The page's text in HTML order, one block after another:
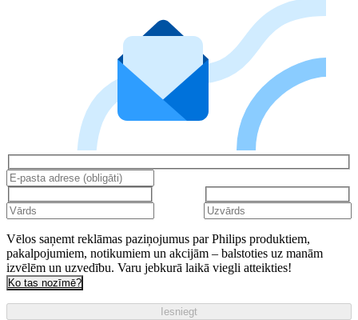
Vēlos saņemt reklāmas paziņojumus par Philips produktiem,
pakalpojumiem, notikumiem un akcijām – balstoties uz manām
izvēlēm un uzvedību. Varu jebkurā laikā viegli atteikties!
Ko tas nozīmē?
Iesniegt